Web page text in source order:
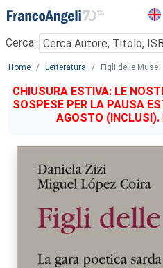
Menu
Cerca:
Main content
Home Letteratura Figli delle Muse
CHIUSURA ESTIVA: LE
SOSPESE PER LA PAUSA
AGOSTO (INCLUSI).